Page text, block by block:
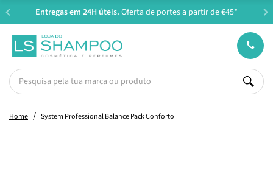
Entregas em 24H úteis. Oferta de portes a partir de €45*
Home System Professional Balance Pack Conforto